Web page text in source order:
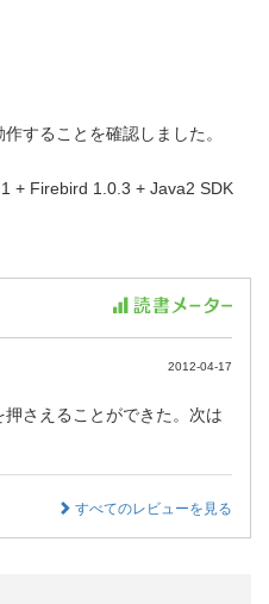
することを確認しました。
+ Firebird 1.0.3 + Java2 SDK
2012-04-17
さえることができた。次は
すべてのレビューを見る